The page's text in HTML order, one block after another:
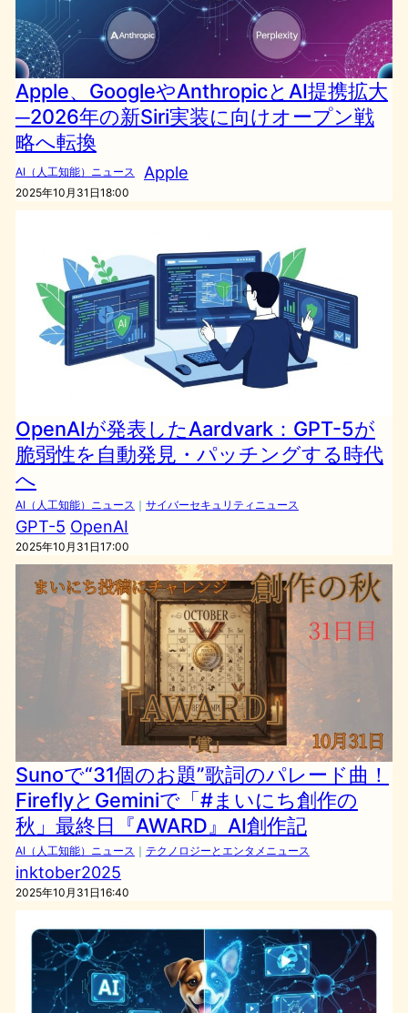
Apple、GoogleやAnthropicとAI提携拡大
─2026年の新Siri実装に向けオープン戦
略へ転換
AI（人工知能）ニュース Apple
2025年10月31日18:00
OpenAIが発表したAardvark：GPT-5が
脆弱性を自動発見・パッチングする時代
へ
AI（人工知能）ニュース ｜ サイバーセキュリティニュース
GPT-5 OpenAI
2025年10月31日17:00
Sunoで“31個のお題”歌詞のパレード曲！
FireflyとGeminiで「#まいにち創作の
秋」最終日『AWARD』AI創作記
AI（人工知能）ニュース ｜ テクノロジーとエンタメニュース
inktober2025
2025年10月31日16:40